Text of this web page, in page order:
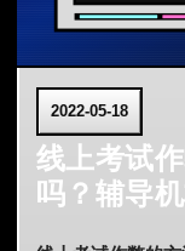
2022-05-18
线上考试
吗？辅导